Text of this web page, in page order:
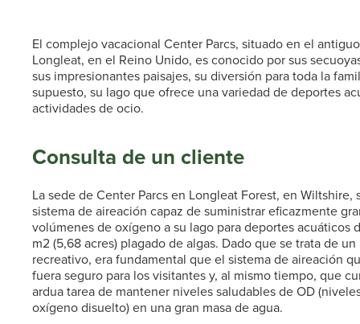
El complejo vacacional Center Parcs, situado en el
Longleat, en el Reino Unido, es conocido por sus
sus impresionantes paisajes, su diversión para toda la
supuesto, su lago que ofrece una variedad de deportes
actividades de ocio.
Consulta de un cliente
La sede de Center Parcs en Longleat Forest, en Wiltshire,
sistema de aireación capaz de suministrar eficazmente
volúmenes de oxígeno a su lago para deportes acuáticos
m2 (5,68 acres) plagado de algas. Dado que se trata de
recreativo, era fundamental que el sistema de aireación
fuera seguro para los visitantes y, al mismo tiempo, que
ardua tarea de mantener niveles saludables de OD
oxígeno disuelto) en una gran masa de agua.